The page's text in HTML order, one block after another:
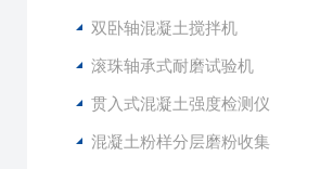
双卧轴混凝土搅拌机
滚珠轴承式耐磨试验机
贯入式混凝土强度检测仪
混凝土粉样分层磨粉收集